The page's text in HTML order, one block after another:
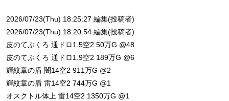
2026/07/23(Thu) 18:25:27 編集(投稿者)
2026/07/23(Thu) 18:20:54 編集(投稿者)
皮のてぶくろ 通ドロ1.5空2 50万G @48
皮のてぶくろ 通ドロ1.9空2 189万G @6
輝紋章の盾 闇14空2 911万G @2
輝紋章の盾 雷14空2 744万G @1
オスクトル体上 雷14空2 1350万G @1